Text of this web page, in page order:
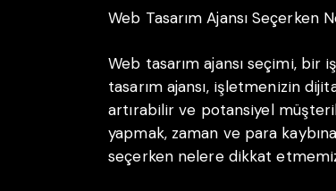
Web Tasarım Ajansı Seçerken
Web tasarım ajansı seçimi,
tasarım ajansı, işletmenizin
artırabilir ve potansiyel
yapmak, zaman ve para
seçerken nelere dikkat